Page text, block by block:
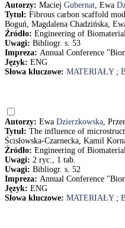
Autorzy: Maciej Gubernat, Ewa
Tytuł: Fibrous carbon scaffold
Boguń, Magdalena Chadzińska,
Źródło: Engineering of
Uwagi: Bibliogr. s. 53
Impreza: Annual Conference
Język: ENG
Słowa kluczowe: MATERIAŁY;
Autorzy: Ewa Dzierzkowska,
Tytuł: The influence of
Ścisłowska-Czarnecka, Kamil
Źródło: Engineering of
Uwagi: 2 ryc., 1 tab.
Uwagi: Bibliogr. s. 52
Impreza: Annual Conference
Język: ENG
Słowa kluczowe: MATERIAŁY;